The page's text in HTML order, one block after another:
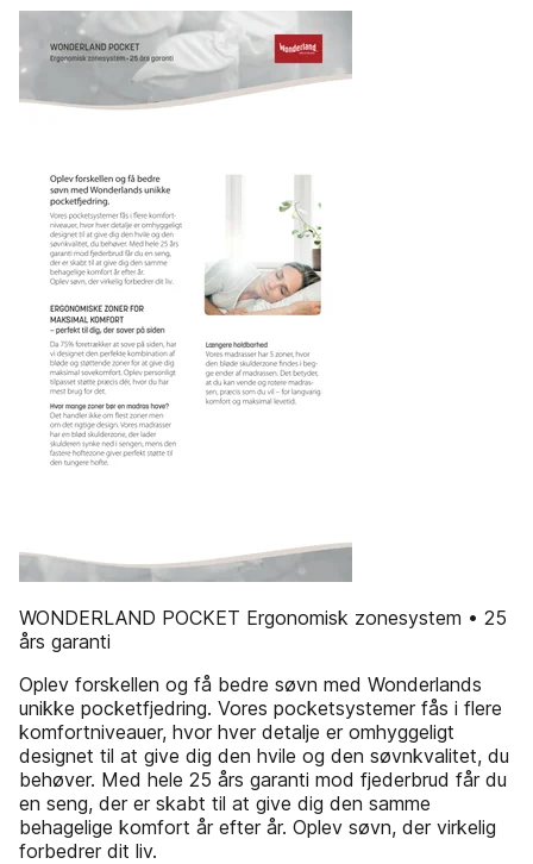
WONDERLAND POCKET Ergonomisk zonesystem • 25
års garanti
Oplev forskellen og få bedre søvn med Wonderlands
unikke pocketfjedring. Vores pocketsystemer fås i flere
komfortniveauer, hvor hver detalje er omhyggeligt
designet til at give dig den hvile og den søvnkvalitet, du
behøver. Med hele 25 års garanti mod fjederbrud får du
en seng, der er skabt til at give dig den samme
behagelige komfort år efter år. Oplev søvn, der virkelig
forbedrer dit liv.